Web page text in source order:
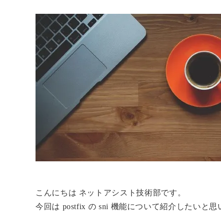
こんにちは ネットアシスト技術部です。
今回は postfix の sni 機能について紹介したいと思